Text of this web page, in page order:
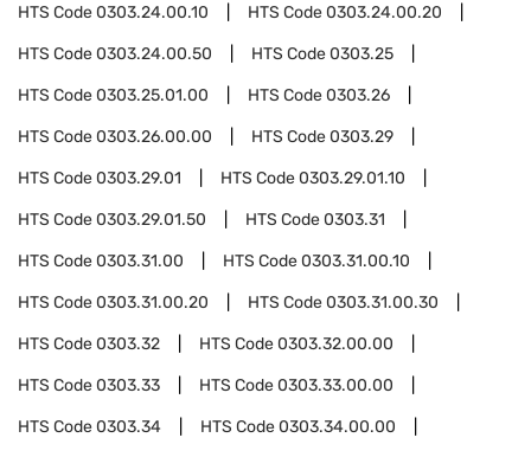
HTS Code0303.24.00.10 HTS Code0303.24.00.20
HTS Code0303.24.00.50 HTS Code0303.25
HTS Code0303.25.01.00 HTS Code0303.26
HTS Code0303.26.00.00 HTS Code0303.29
HTS Code0303.29.01 HTS Code0303.29.01.10
HTS Code0303.29.01.50 HTS Code0303.31
HTS Code0303.31.00 HTS Code0303.31.00.10
HTS Code0303.31.00.20 HTS Code0303.31.00.30
HTS Code0303.32 HTS Code0303.32.00.00
HTS Code0303.33 HTS Code0303.33.00.00
HTS Code0303.34 HTS Code0303.34.00.00